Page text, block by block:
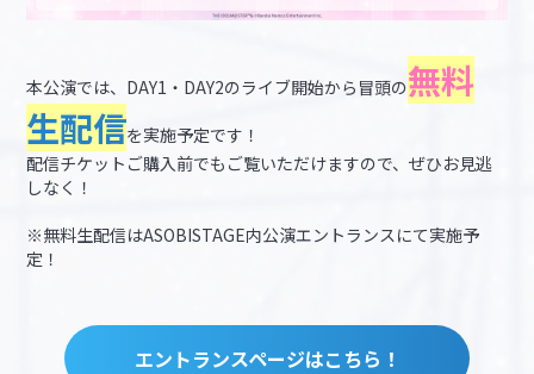
本公演では、DAY1・DAY2のライブ開始から冒頭の無料
生配信を実施予定です！
配信チケットご購入前でもご覧いただけますので、ぜひお見逃
しなく！
※無料生配信はASOBISTAGE内公演エントランスにて実施予
定！
エントランスページはこちら！